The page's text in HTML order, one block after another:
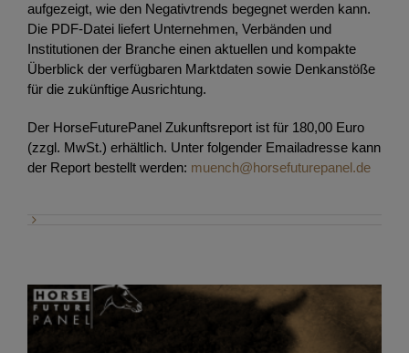
aufgezeigt, wie den Negativtrends begegnet werden kann.
Die PDF-Datei liefert Unternehmen, Verbänden und
Institutionen der Branche einen aktuellen und kompakte
Überblick der verfügbaren Marktdaten sowie Denkanstöße
für die zukünftige Ausrichtung.
Der HorseFuturePanel Zukunftsreport ist für 180,00 Euro
(zzgl. MwSt.) erhältlich. Unter folgender Emailadresse kann
der Report bestellt werden: muench@horsefuturepanel.de